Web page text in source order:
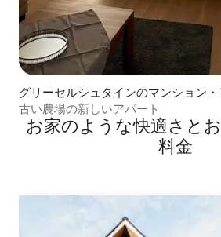
グリーセルシュタインのマンション・
古い農場の新しいアパート
お家のような快⁠適⁠さ⁠と
料⁠金